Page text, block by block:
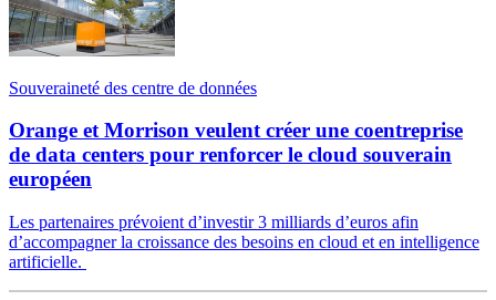
Souveraineté des centre de données
Orange et Morrison veulent créer une coentreprise
de data centers pour renforcer le cloud souverain
européen
Les partenaires prévoient d’investir 3 milliards d’euros afin
d’accompagner la croissance des besoins en cloud et en intelligence
artificielle.